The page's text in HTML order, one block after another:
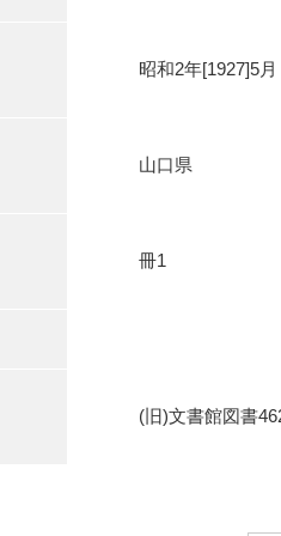
昭和2年[1927]5月
山口県
冊1
(旧)文書館図書